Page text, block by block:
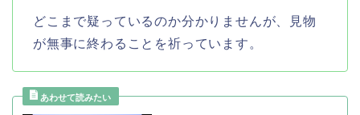
どこまで疑っているのか分かりませんが、見物
が無事に終わることを祈っています。